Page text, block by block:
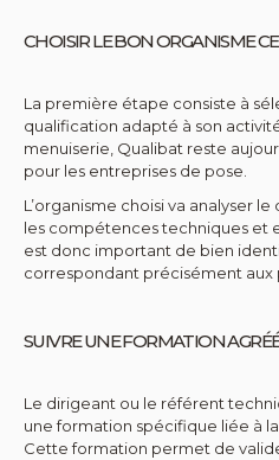
CHOISIR LE BON ORGANISME
La première étape consiste à
qualification adapté à son
menuiserie, Qualibat reste
pour les entreprises de pose.
L’organisme choisi va analyser
les compétences techniques et
est donc important de bien
correspondant précisément aux
SUIVRE UNE FORMATION
Le dirigeant ou le référent
une formation spécifique liée à
Cette formation permet de